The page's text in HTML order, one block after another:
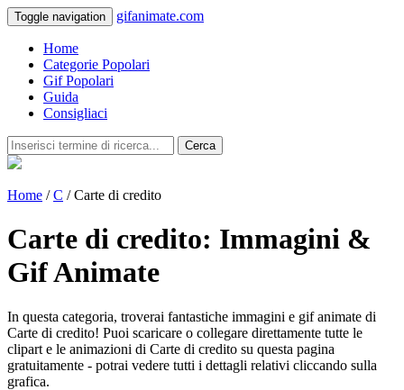
Toggle navigation gifanimate.com
Home
Categorie Popolari
Gif Popolari
Guida
Consigliaci
Cerca
Home /C / Carte di credito
Carte di credito: Immagini &
Gif Animate
In questa categoria, troverai fantastiche immagini e gif animate di
Carte di credito! Puoi scaricare o collegare direttamente tutte le
clipart e le animazioni di Carte di credito su questa pagina
gratuitamente - potrai vedere tutti i dettagli relativi cliccando sulla
grafica.